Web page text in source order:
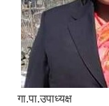
गा.पा.उपाध्यक्ष